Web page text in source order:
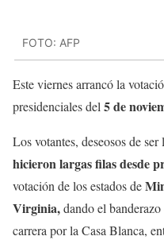
FOTO: AFP
Este viernes arrancó la
presidenciales del 5 de
Los votantes, deseosos de
hicieron largas filas desde
votación de los estados de
Virginia,dando el
carrera por la Casa Blanca,